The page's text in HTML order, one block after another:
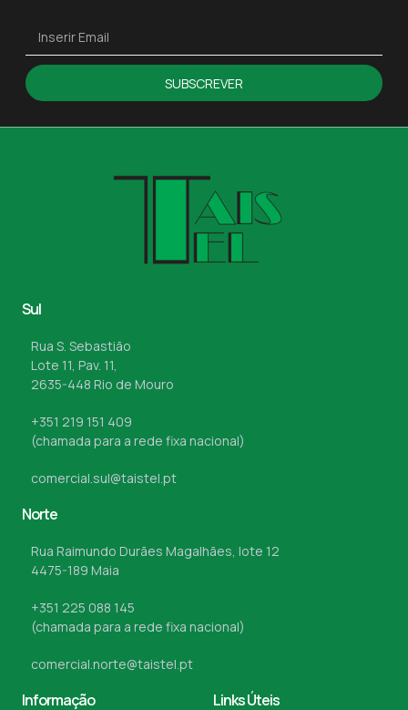
SUBSCREVER
Sul
Rua S. Sebastião
Lote 11, Pav. 11,
2635-448 Rio de Mouro
+351 219 151 409
(chamada para a rede fixa nacional)
comercial.sul@taistel.pt
Norte
Rua Raimundo Durães Magalhães, lote 12
4475-189 Maia
+351 225 088 145
(chamada para a rede fixa nacional)
comercial.norte@taistel.pt
Informação Links Úteis